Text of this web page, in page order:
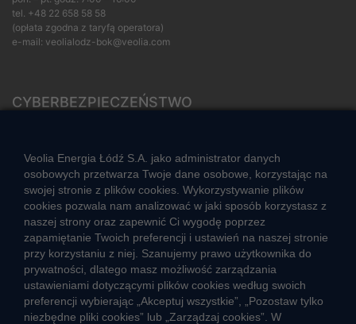
tel. +48 22 658 58 58
(opłata zgodna z taryfą operatora)
e-mail: veolialodz-bok@veolia.com
CYBERBEZPIECZEŃSTWO
CIEPŁO SYSTEMOWE
Zalety ciepła systemowego
Ciepło przez cały rok
Usługi okołociepłownicze
Informacje ciepła systemowego
Veolia Energia Łódź S.A. jako administrator danych
osobowych przetwarza Twoje dane osobowe, korzystając na
swojej stronie z plików cookies. Wykorzystywanie plików
cookies pozwala nam analizować w jaki sposób korzystasz z
naszej strony oraz zapewnić Ci wygodę poprzez
zapamiętanie Twoich preferencji i ustawień na naszej stronie
przy korzystaniu z niej. Szanujemy prawo użytkownika do
prywatności, dlatego masz możliwość zarządzania
ustawieniami dotyczącymi plików cookies według swoich
preferencji wybierając „Akceptuj wszystkie”, „Pozostaw tylko
niezbędne pliki cookies” lub „Zarządzaj cookies”. W